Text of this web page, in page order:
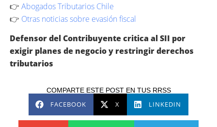
👉 Abogados Tributarios Chile
👉 Otras noticias sobre evasión fiscal
Defensor del Contribuyente critica al SII por
exigir planes de negocio y restringir derechos
tributarios
COMPARTE ESTE POST EN TUS RRSS
FACEBOOK X LINKEDIN